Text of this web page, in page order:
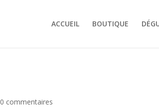
ACCUEIL BOUTIQUE
0 commentaires